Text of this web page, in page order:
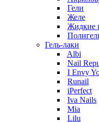
Гели
Желе
Жидкие
Гель-лаки
Albi
Nail
I Envy
Runail
iPerfect
Iva Nails
Mia
Lilu